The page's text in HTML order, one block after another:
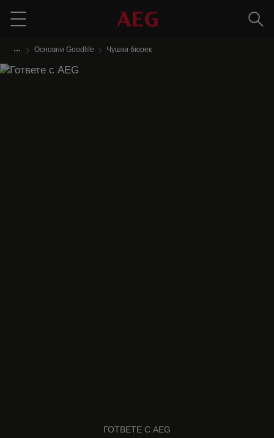
Menu
Основни Goodlife Чушки бюрек
ГОТВЕТЕ С AEG